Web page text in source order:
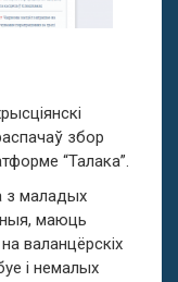
збор
“Талака”.
з маладых
маюць
валанцёрскіх
і немалых